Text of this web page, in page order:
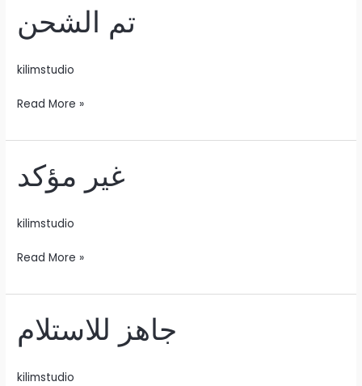
تم الشحن
kilimstudio
تم
Read More »
غير مؤكد
kilimstudio
غير
Read More »
جاهز للاستلام
kilimstudio